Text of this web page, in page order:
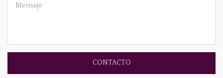
CONTACTO